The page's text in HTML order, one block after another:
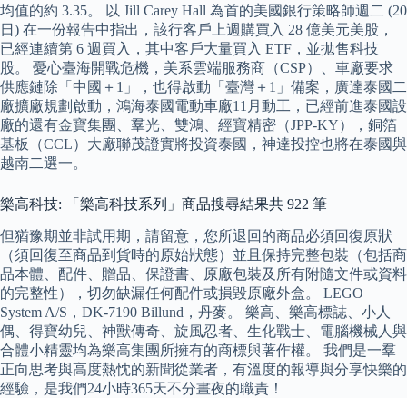
均值的約 3.35。 以 Jill Carey Hall 為首的美國銀行策略師週二 (20
日) 在一份報告中指出，該行客戶上週購買入 28 億美元美股，
已經連續第 6 週買入，其中客戶大量買入 ETF，並拋售科技
股。 憂心臺海開戰危機，美系雲端服務商（CSP）、車廠要求
供應鏈除「中國＋1」，也得啟動「臺灣＋1」備案，廣達泰國二
廠擴廠規劃啟動，鴻海泰國電動車廠11月動工，已經前進泰國設
廠的還有金寶集團、羣光、雙鴻、經寶精密（JPP-KY），銅箔
基板（CCL）大廠聯茂證實將投資泰國，神達投控也將在泰國與
越南二選一。
樂高科技: 「樂高科技系列」商品搜尋結果共 922 筆
但猶豫期並非試用期，請留意，您所退回的商品必須回復原狀
（須回復至商品到貨時的原始狀態）並且保持完整包裝（包括商
品本體、配件、贈品、保證書、原廠包裝及所有附隨文件或資料
的完整性），切勿缺漏任何配件或損毀原廠外盒。 LEGO
System A/S，DK-7190 Billund，丹麥。 樂高、樂高標誌、小人
偶、得寶幼兒、神獸傳奇、旋風忍者、生化戰士、電腦機械人與
合體小精靈均為樂高集團所擁有的商標與著作權。 我們是一羣
正向思考與高度熱忱的新聞從業者，有溫度的報導與分享快樂的
經驗，是我們24小時365天不分晝夜的職責！